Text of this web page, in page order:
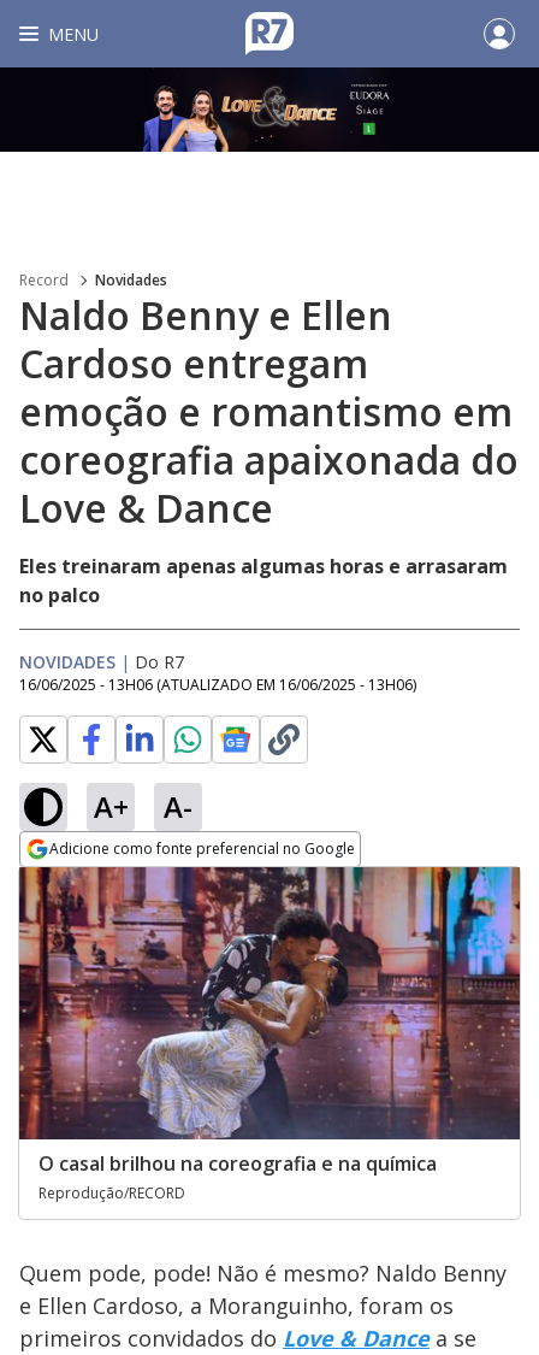
MENU
Record Novidades
Naldo Benny e Ellen
Cardoso entregam
emoção e romantismo em
coreografia apaixonada do
Love & Dance
Eles treinaram apenas algumas horas e arrasaram
no palco
NOVIDADES | Do R7
16/06/2025 - 13H06 (ATUALIZADO EM 16/06/2025 - 13H06)
A+ A-
Adicione como fonte preferencial no Google
Opens in new window
O casal brilhou na coreografia e na química
Reprodução/RECORD
Quem pode, pode! Não é mesmo? Naldo Benny
e Ellen Cardoso, a Moranguinho, foram os
primeiros convidados do Love & Dancea se